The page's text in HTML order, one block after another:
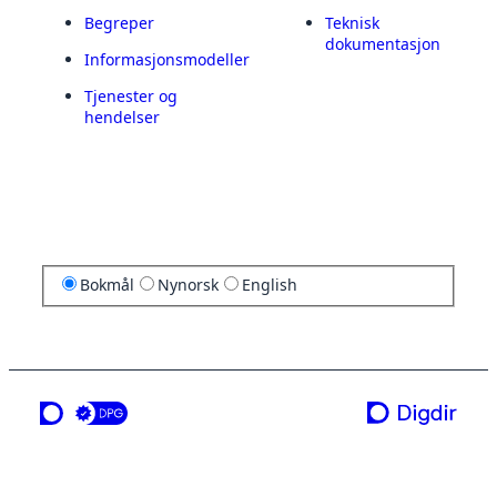
Begreper
Informasjonsmodeller
Tjenester og
hendelser
Teknisk
dokumentasjon
Bokmål Nynorsk English